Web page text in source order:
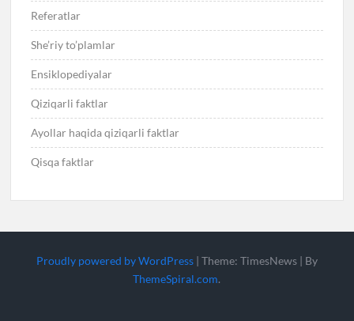
Referatlar
She’riy to’plamlar
Ensiklopediyalar
Qiziqarli faktlar
Ayollar haqida qiziqarli faktlar
Qisqa faktlar
Proudly powered by WordPress | Theme: TimesNews | By
ThemeSpiral.com.